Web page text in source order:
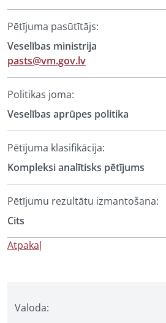
Valoda:
Pētījuma pasūtītājs:
Veselības ministrija
pasts@vm.gov.lv
Politikas joma:
Veselības aprūpes politika
Pētījuma klasifikācija:
Kompleksi analītisks pētījums
Pētījumu rezultātu izmantošana:
Cits
Atpakaļ